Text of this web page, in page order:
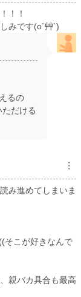
！！
みです(o´艸`)
るの
だける
︙
み進めてしまいま
そこが好きなんで
親バカ具合も最高